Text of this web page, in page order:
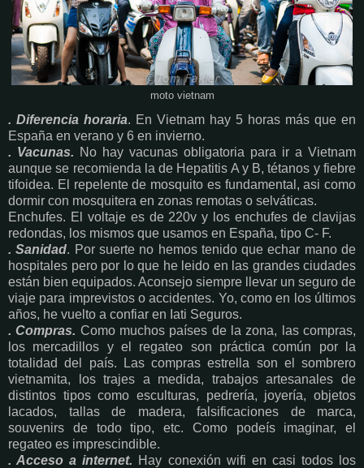
moto vietnam
. Diferencia horaria. En Vietnam hay 5 horas más que en
España en verano y 6 en invierno.
. Vacunas. No hay vacunas obligatoria para ir a Vietnam
aunque se recomienda la de Hepatitis A y B, tétanos y fiebre
tifoidea. El repelente de mosquito es fundamental, asi como
dormir con mosquitera en zonas remotas o selváticas.
Enchufes. El voltaje es de 220v y los enchufes de clavijas
redondas, los mismos que usamos en España, tipo C- F.
. Sanidad. Por suerte no hemos tenido que echar mano de
hospitales pero por lo que he leido en las grandes ciudades
están bien equipados. Aconsejo siempre llevar un seguro de
viaje para imprevistos o accidentes. Yo, como en los últimos
años, he vuelto a confiar en Iati Seguros.
. Compras. Como muchos países de la zona, las compras,
los mercadillos y el regateo son práctica común por la
totalidad del país. Las compras estrella son el sombrero
vietnamita, los trajes a medida, trabajos artesanales de
distintos tipos como esculturas, pedrería, joyería, objetos
lacados, tallas de madera, falsificaciones de marca,
souvenirs de todo tipo, etc. Como podeís imaginar, el
regateo es imprescindible.
. Acceso a internet. Hay conexión wifi en casi todos los